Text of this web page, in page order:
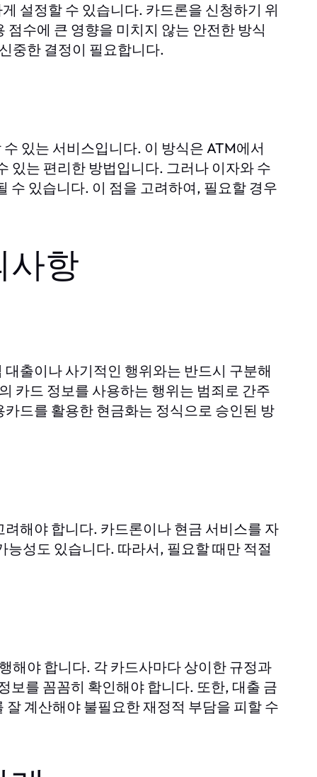
설정할 수 있습니다. 카드론을 신청하기 위
수에 큰 영향을 미치지 않는 안전한 방식
중한 결정이 필요합니다.
있는 서비스입니다. 이 방식은 ATM에서
있는 편리한 방법입니다. 그러나 이자와 수
수 있습니다. 이 점을 고려하여, 필요할 경우
사항
출이나 사기적인 행위와는 반드시 구분해
카드 정보를 사용하는 행위는 범죄로 간주
드를 활용한 현금화는 정식으로 승인된 방
해야 합니다. 카드론이나 현금 서비스를 자
성도 있습니다. 따라서, 필요할 때만 적절
해야 합니다. 각 카드사마다 상이한 규정과
보를 꼼꼼히 확인해야 합니다. 또한, 대출 금
계산해야 불필요한 재정적 부담을 피할 수